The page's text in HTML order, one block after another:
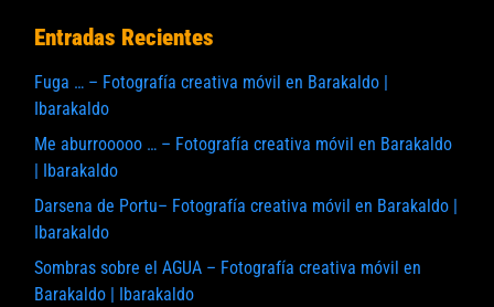
Entradas Recientes
Fuga … – Fotografía creativa móvil en Barakaldo |
Ibarakaldo
Me aburrooooo … – Fotografía creativa móvil en Barakaldo
| Ibarakaldo
Darsena de Portu– Fotografía creativa móvil en Barakaldo |
Ibarakaldo
Sombras sobre el AGUA – Fotografía creativa móvil en
Barakaldo | Ibarakaldo